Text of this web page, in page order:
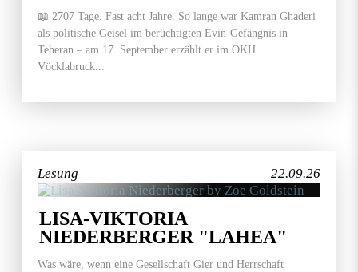
📖 2707 Tage. Fast acht Jahre. So lange war Kamran Ghaderi
als politische Geisel im berüchtigten Evin-Gefängnis in
Teheran – am 17. September erzählt er im OKH
Vöcklabruck...
22.09.26
Lesung
LISA-VIKTORIA
NIEDERBERGER "LAHEA"
Was wäre, wenn eine Gesellschaft Gier und Herrschaft